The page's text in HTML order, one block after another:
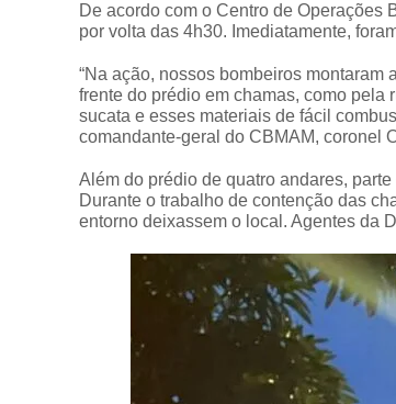
De acordo com o Centro de Operações
por volta das 4h30. Imediatamente,
“Na ação, nossos bombeiros
frente do prédio em chamas, como
sucata e esses materiais de fácil
comandante-geral do CBMAM, coronel
Além do prédio de quatro andares,
Durante o trabalho de contenção das
entorno deixassem o local. Agentes da